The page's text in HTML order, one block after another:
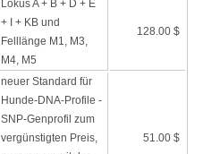
Lokus A + B + D + E
+ I + KB und
Felllänge M1, M3,
M4, M5
128.00 $
neuer Standard für
Hunde-DNA-Profile -
SNP-Genprofil zum
vergünstigten Preis,
51.00 $